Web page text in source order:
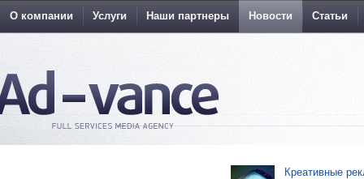
О компании Услуги Наши партнеры Новости Статьи
Креативные